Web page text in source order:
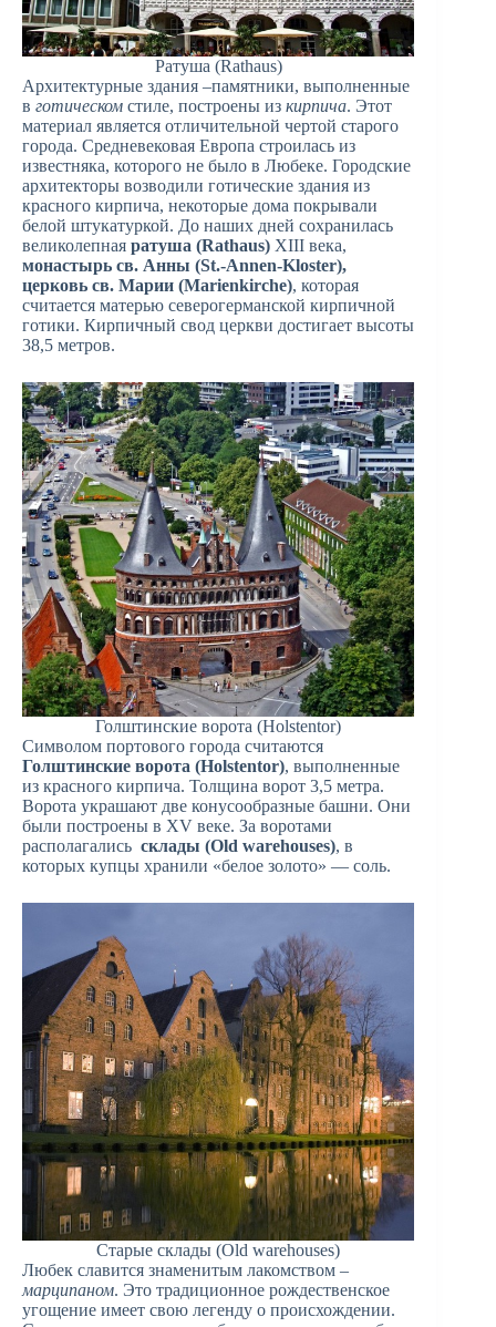
Ратуша (Rathaus)
Архитектурные здания –памятники, выполненные
в готическом стиле, построены из кирпича. Этот
материал является отличительной чертой старого
города. Средневековая Европа строилась из
известняка, которого не было в Любеке. Городские
архитекторы возводили готические здания из
красного кирпича, некоторые дома покрывали
белой штукатуркой. До наших дней сохранилась
великолепная ратуша (Rathaus) XIII века,
монастырь св. Анны (St.-Annen-Kloster),
церковь св. Марии (Marienkirche), которая
считается матерью северогерманской кирпичной
готики. Кирпичный свод церкви достигает высоты
38,5 метров.
Голштинские ворота (Holstentor)
Символом портового города считаются
Голштинские ворота (Holstentor), выполненные
из красного кирпича. Толщина ворот 3,5 метра.
Ворота украшают две конусообразные башни. Они
были построены в XV веке. За воротами
располагались склады (Old warehouses), в
которых купцы хранили «белое золото» — соль.
Старые склады (Old warehouses)
Любек славится знаменитым лакомством –
марципаном. Это традиционное рождественское
угощение имеет свою легенду о происхождении.